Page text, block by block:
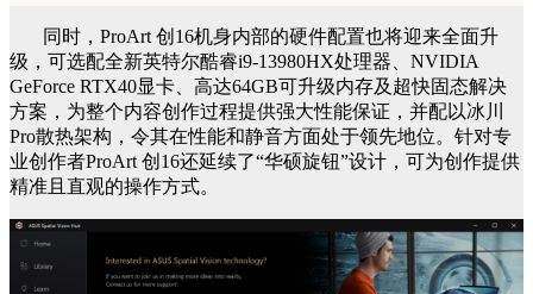
同时，ProArt 创16机身内部的硬件配置也将迎来全面升
级，可选配全新英特尔酷睿i9-13980HX处理器、NVIDIA
GeForce RTX40显卡、高达64GB可升级内存及超快固态解决
方案，为整个内容创作过程提供强大性能保证，并配以冰川
Pro散热架构，令其在性能和静音方面处于领先地位。针对专
业创作者ProArt 创16还延续了“华硕旋钮”设计，可为创作提供
精准且直观的操作方式。